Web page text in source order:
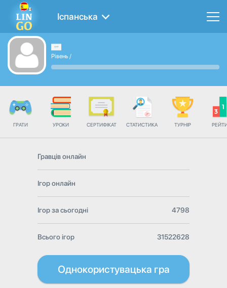
Іспанська
Рівень /
ГРАТИ УРОКИ СЕРТИФІКАТ СТАТИСТИКА ТУРНІР
Гравців онлайн
Ігор онлайн
Ігор за сьогодні 4798
Всього ігор 31522628
Однокористувацька гра